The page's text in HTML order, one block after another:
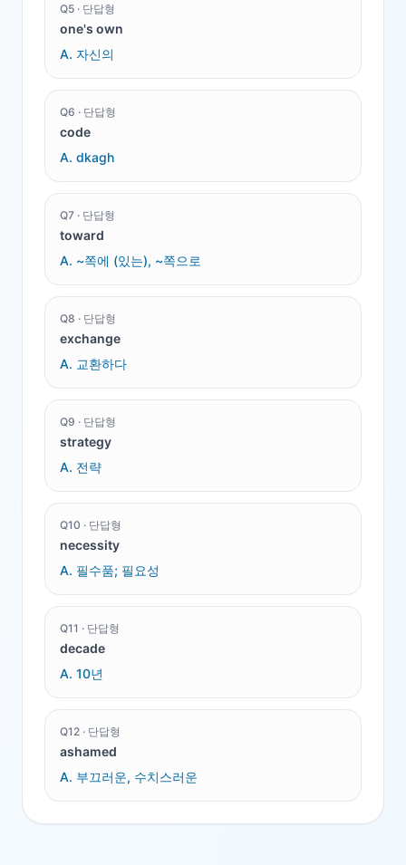
Q5 · 단답형
one's own
A. 자신의
Q6 · 단답형
code
A. dkagh
Q7 · 단답형
toward
A. ~쪽에 (있는), ~쪽으로
Q8 · 단답형
exchange
A. 교환하다
Q9 · 단답형
strategy
A. 전략
Q10 · 단답형
necessity
A. 필수품; 필요성
Q11 · 단답형
decade
A. 10년
Q12 · 단답형
ashamed
A. 부끄러운, 수치스러운